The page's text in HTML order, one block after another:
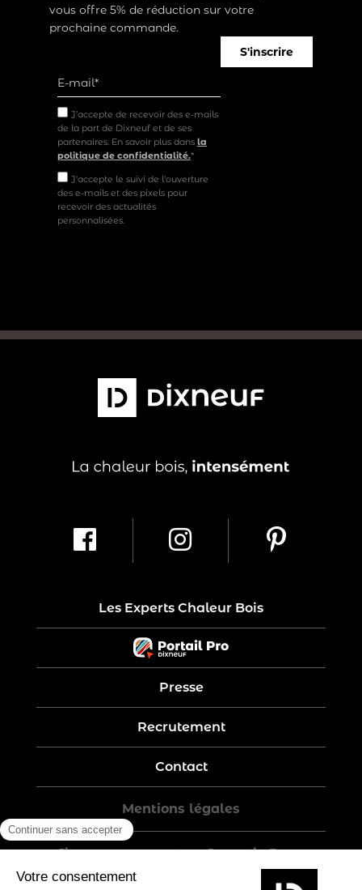
vous offre 5% de réduction sur votre
prochaine commande.
J’accepte de recevoir des e-mails
de la part de Dixneuf et de ses
partenaires. En savoir plus dans la
politique de confidentialité.*
J'accepte le suivi de l'ouverture
des e-mails et des pixels pour
recevoir des actualités
personnalisées.
S'inscrire
Les Experts Chaleur Bois
Presse
Recrutement
Contact
Mentions légales
Five-year warranty – Garantie 5 ans